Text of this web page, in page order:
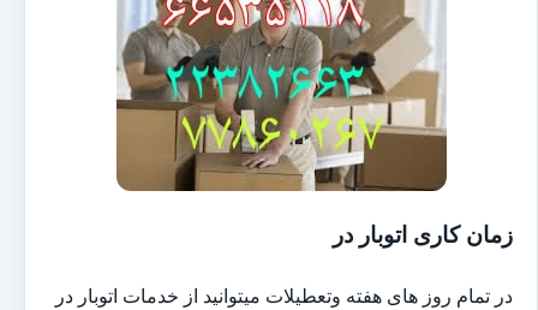
زمان کاری اتوبار در
در تمام روز های هفته وتعطیلات میتوانید از خدمات اتوبار در